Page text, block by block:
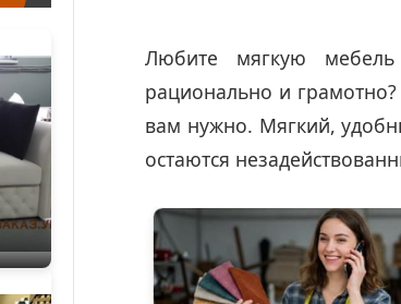
Любите мягкую мебель
рационально и
вам нужно. Мягкий,
остаются